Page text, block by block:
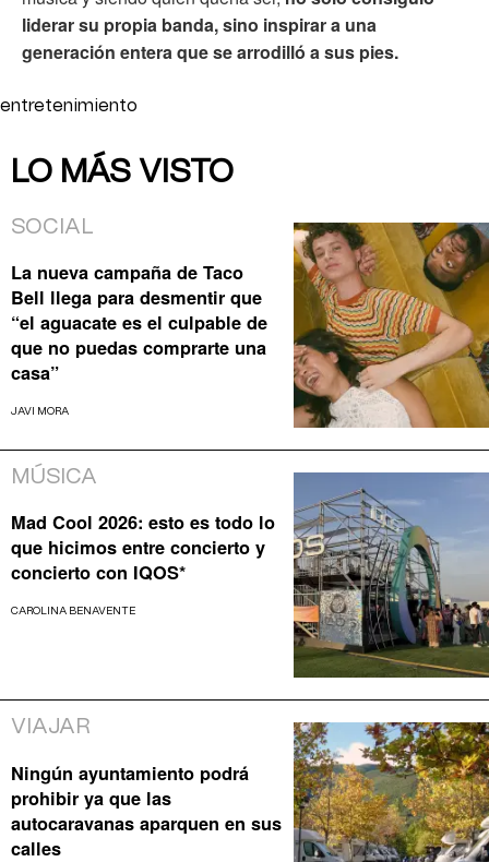
liderar su propia banda, sino inspirar a una
generación entera que se arrodilló a sus pies.
entretenimiento
LO MÁS VISTO
SOCIAL
La nueva campaña de Taco
Bell llega para desmentir que
“el aguacate es el culpable de
que no puedas comprarte una
casa”
JAVI MORA
MÚSICA
Mad Cool 2026: esto es todo lo
que hicimos entre concierto y
concierto con IQOS*
CAROLINA BENAVENTE
VIAJAR
Ningún ayuntamiento podrá
prohibir ya que las
autocaravanas aparquen en sus
calles